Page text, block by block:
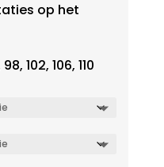
op het
102, 106, 110